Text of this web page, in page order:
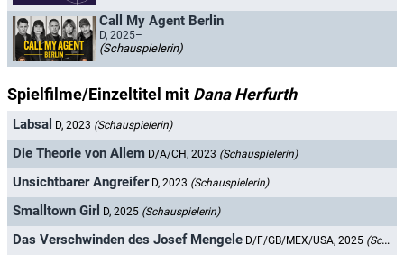
Call My Agent Berlin
D, 2025–
(Schauspielerin)
Spielfilme/Einzeltitel mit Dana Herfurth
Labsal D, 2023 (Schauspielerin)
Die Theorie von Allem D/A/CH, 2023 (Schauspielerin)
Unsichtbarer Angreifer D, 2023 (Schauspielerin)
Smalltown Girl D, 2025 (Schauspielerin)
Das Verschwinden des Josef Mengele D/F/GB/MEX/USA, 2025 (Schauspielerin)